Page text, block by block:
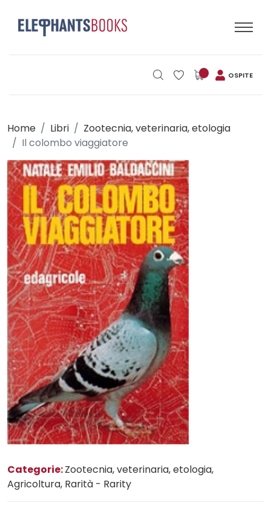
OSPITE
Home Libri
Zootecnia, veterinaria, etologia
Il colombo viaggiatore
Categorie:Zootecnia, veterinaria, etologia,
Agricoltura, Rarità - Rarity